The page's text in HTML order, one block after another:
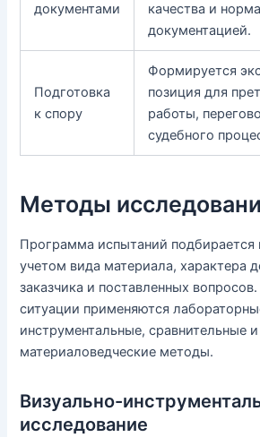
документами
качества и
документацией.
Подготовка
к спору
Формируется
позиция для
работы,
судебного
Методы
Программа испытаний подбирается
учетом вида материала, характера
заказчика и поставленных
ситуации применяются
инструментальные, сравнительные и
материаловедческие методы.
Визуально-
исследование